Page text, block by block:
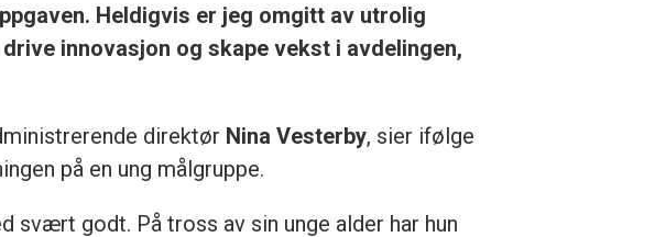
Heldigvis er jeg omgitt av utrolig
innovasjon og skape vekst i avdelingen,
direktør Nina Vesterby, sier ifølge
på en ung målgruppe.
svært godt. På tross av sin unge alder har hun